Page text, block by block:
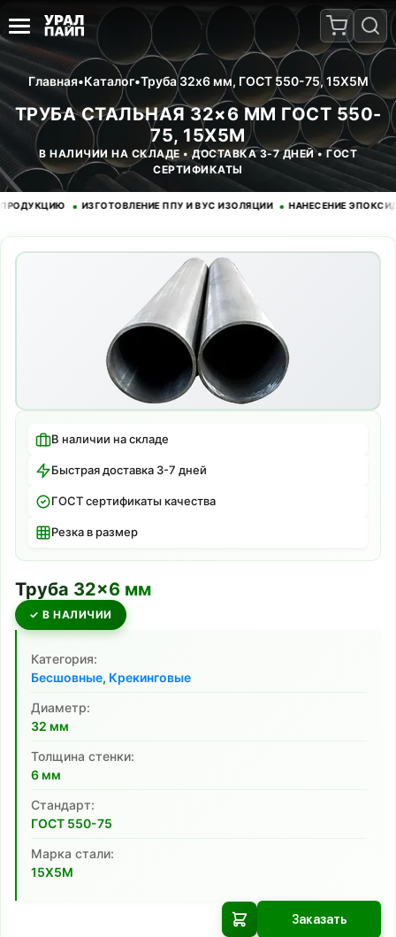
Главная•Каталог•Труба 32x6 мм, ГОСТ 550-75, 15Х5М
ТРУБА СТАЛЬНАЯ 32×6 ММ ГОСТ 550-
75, 15Х5М
В НАЛИЧИИ НА СКЛАДЕ • ДОСТАВКА 3-7 ДНЕЙ • ГОСТ
СЕРТИФИКАТЫ
• ИЗГОТОВЛЕНИЕ ППУ И ВУС ИЗОЛЯЦИИ • НАНЕСЕНИЕ
В наличии на складе
Быстрая доставка 3-7 дней
ГОСТ сертификаты качества
Резка в размер
Труба 32×6 мм
✓ В НАЛИЧИИ
Категория:
Бесшовные, Крекинговые
Диаметр:
32 мм
Толщина стенки:
6 мм
Cтандарт:
ГОСТ 550-75
Марка стали:
15Х5М
Заказать